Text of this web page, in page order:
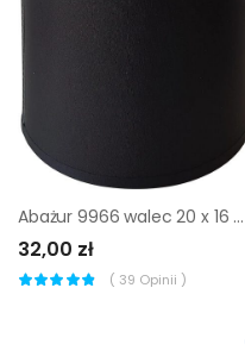
Abażur 9966 walec 20 x 16 cm tkanina czarny E27 TK LIGHTING
32,00 zł
( 39 Opinii )